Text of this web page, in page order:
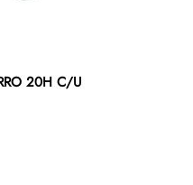
20H C/U